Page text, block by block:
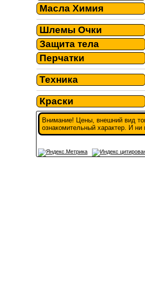
Масла Химия
Шлемы Очки
Защита тела
Перчатки
Техника
Краски
Внимание! Цены, внешний вид
ознакомительный характер. И